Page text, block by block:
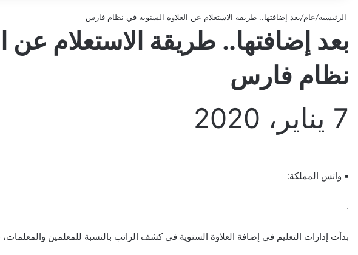
الرئيسية/عام/بعد إضافتها.. طريقة الاستعلام عن العلاوة السنوية في نظام فارس
بعد إضافتها.. طريقة الاستعلام عن
نظام فارس
7 يناير، 2020
▪︎ واتس المملكة:
.
بدأت إدارات التعليم في إضافة العلاوة السنوية في كشف الراتب بالنسبة للمعلمين